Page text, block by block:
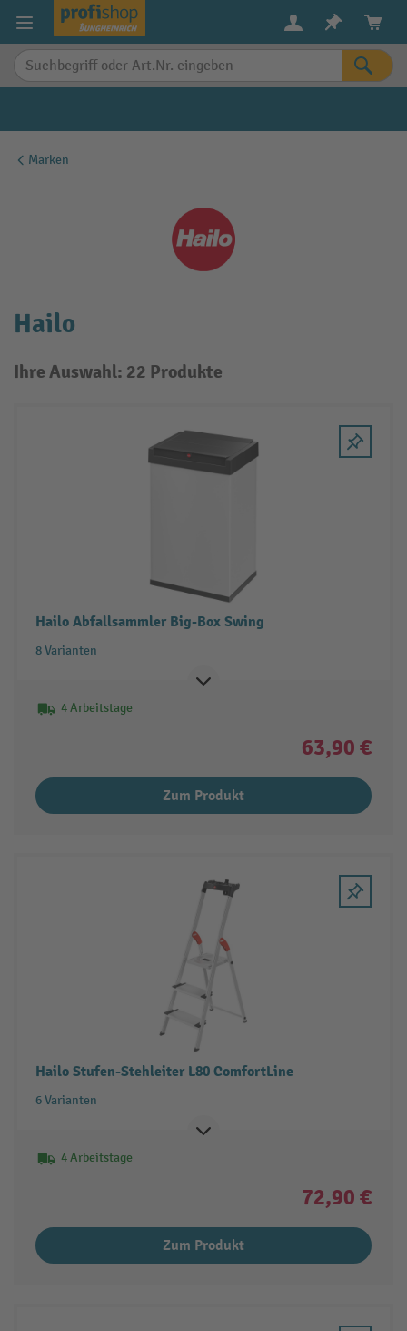
springen
Marken
Hailo
Ihre Auswahl: 22 Produkte
Hailo Abfallsammler Big-Box Swing
8 Varianten
4 Arbeitstage
63,90 €
Zum Produkt
Hailo Stufen-Stehleiter L80 ComfortLine
6 Varianten
4 Arbeitstage
72,90 €
Zum Produkt